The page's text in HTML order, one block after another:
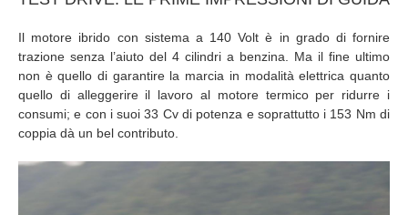
Il motore ibrido con sistema a 140 Volt è in grado di fornire
trazione senza l’aiuto del 4 cilindri a benzina. Ma il fine ultimo
non è quello di garantire la marcia in modalità elettrica quanto
quello di alleggerire il lavoro al motore termico per ridurre i
consumi; e con i suoi 33 Cv di potenza e soprattutto i 153 Nm di
coppia dà un bel contributo.